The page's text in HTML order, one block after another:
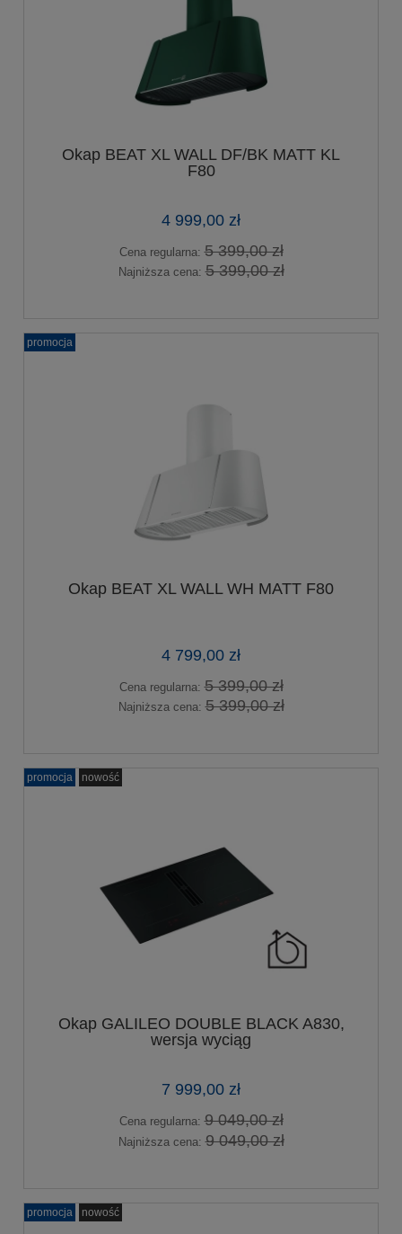
Okap BEAT XL WALL DF/BK MATT KL
F80
4 999,00 zł
Cena regularna:5 399,00 zł
Najniższa cena:5 399,00 zł
Okap BEAT XL WALL WH MATT F80
4 799,00 zł
Cena regularna:5 399,00 zł
Najniższa cena:5 399,00 zł
promocja
Okap GALILEO DOUBLE BLACK A830,
wersja wyciąg
7 999,00 zł
Cena regularna:9 049,00 zł
Najniższa cena:9 049,00 zł
promocja nowość
promocja nowość